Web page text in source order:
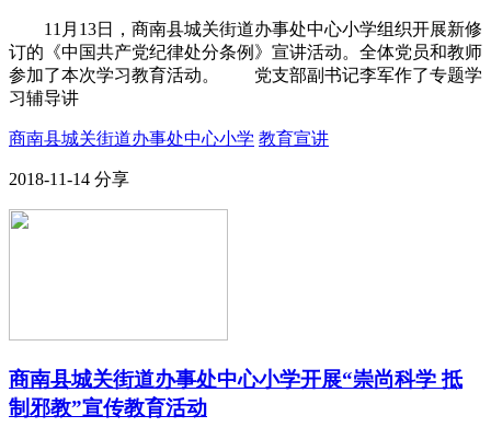
11月13日，商南县城关街道办事处中心小学组织开展新修
订的《中国共产党纪律处分条例》宣讲活动。全体党员和教师
参加了本次学习教育活动。 党支部副书记李军作了专题学
习辅导讲
商南县城关街道办事处中心小学 教育宣讲
2018-11-14 分享
商南县城关街道办事处中心小学开展“崇尚科学 抵
制邪教”宣传教育活动